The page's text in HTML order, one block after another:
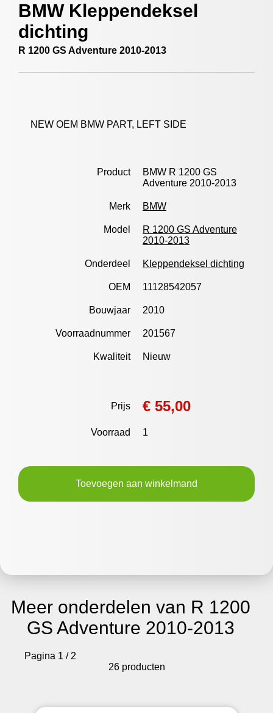
BMW Kleppendeksel
dichting
R 1200 GS Adventure 2010-2013
NEW OEM BMW PART, LEFT SIDE
Product
BMW R 1200 GS
Adventure 2010-2013
Merk BMW
Model
R 1200 GS Adventure
2010-2013
Onderdeel Kleppendeksel dichting
OEM 11128542057
Bouwjaar 2010
Voorraadnummer 201567
Kwaliteit Nieuw
Prijs € 55,00
Voorraad 1
Toevoegen aan winkelmand
Meer onderdelen van R 1200
GS Adventure 2010-2013
Pagina 1 / 2
26 producten